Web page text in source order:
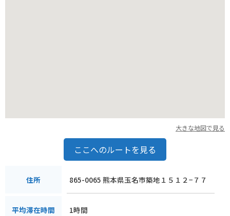
大きな地図で見る
ここへのルートを見る
住所 865-0065 熊本県玉名市築地１５１２−７７
平均滞在時間 1時間